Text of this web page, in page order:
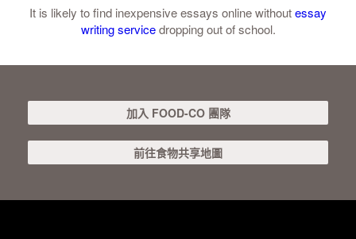
It is likely to find inexpensive essays online withoutessay
writing servicedropping out of school.
加入 FOOD-CO 團隊
前往食物共享地圖